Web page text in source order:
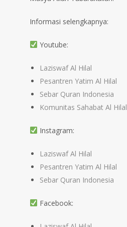
Informasi selengkapnya:
Youtube:
Laziswaf Al Hilal
Pesantren Yatim Al Hilal
Sebar Quran Indonesia
Komunitas Sahabat Al Hilal
Instagram:
Laziswaf Al Hilal
Pesantren Yatim Al Hilal
Sebar Quran Indonesia
Facebook: